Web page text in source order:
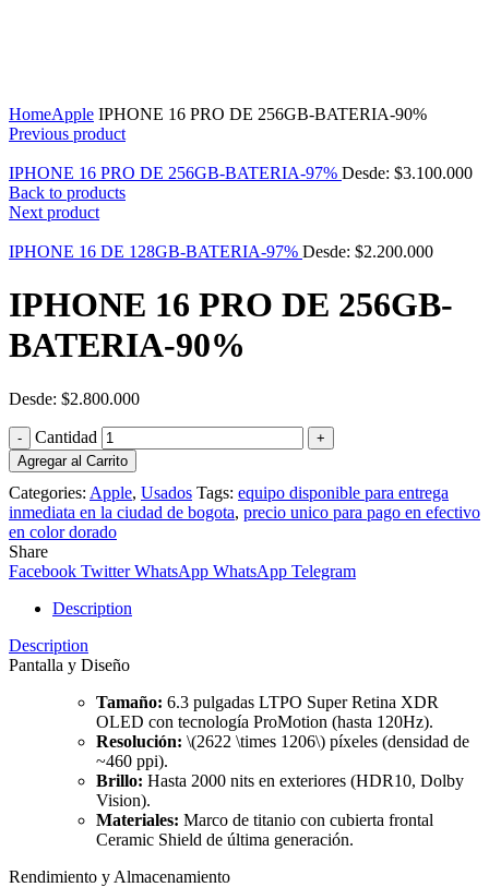
HomeApple IPHONE 16 PRO DE 256GB-BATERIA-90%
Previous product
IPHONE 16 PRO DE 256GB-BATERIA-97% Desde: $3.100.000
Back to products
Next product
IPHONE 16 DE 128GB-BATERIA-97% Desde: $2.200.000
IPHONE 16 PRO DE 256GB-
BATERIA-90%
Desde: $2.800.000
Cantidad
Agregar al Carrito
Categories: Apple, Usados Tags: equipo disponible para entrega
inmediata en la ciudad de bogota, precio unico para pago en efectivo
en color dorado
Share
Facebook Twitter WhatsApp WhatsApp Telegram
Description
Description
Pantalla y Diseño
Tamaño: 6.3 pulgadas LTPO Super Retina XDR
OLED con tecnología ProMotion (hasta 120Hz).
Resolución: \(2622 \times 1206\) píxeles (densidad de
~460 ppi).
Brillo: Hasta 2000 nits en exteriores (HDR10, Dolby
Vision).
Materiales: Marco de titanio con cubierta frontal
Ceramic Shield de última generación.
Rendimiento y Almacenamiento